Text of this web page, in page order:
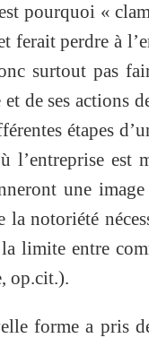
pourquoi «
ferait perdre à
surtout pas
de ses actions
étapes
l’entreprise est
une image
la notoriété
la limite entre
op.cit.).
forme a pris